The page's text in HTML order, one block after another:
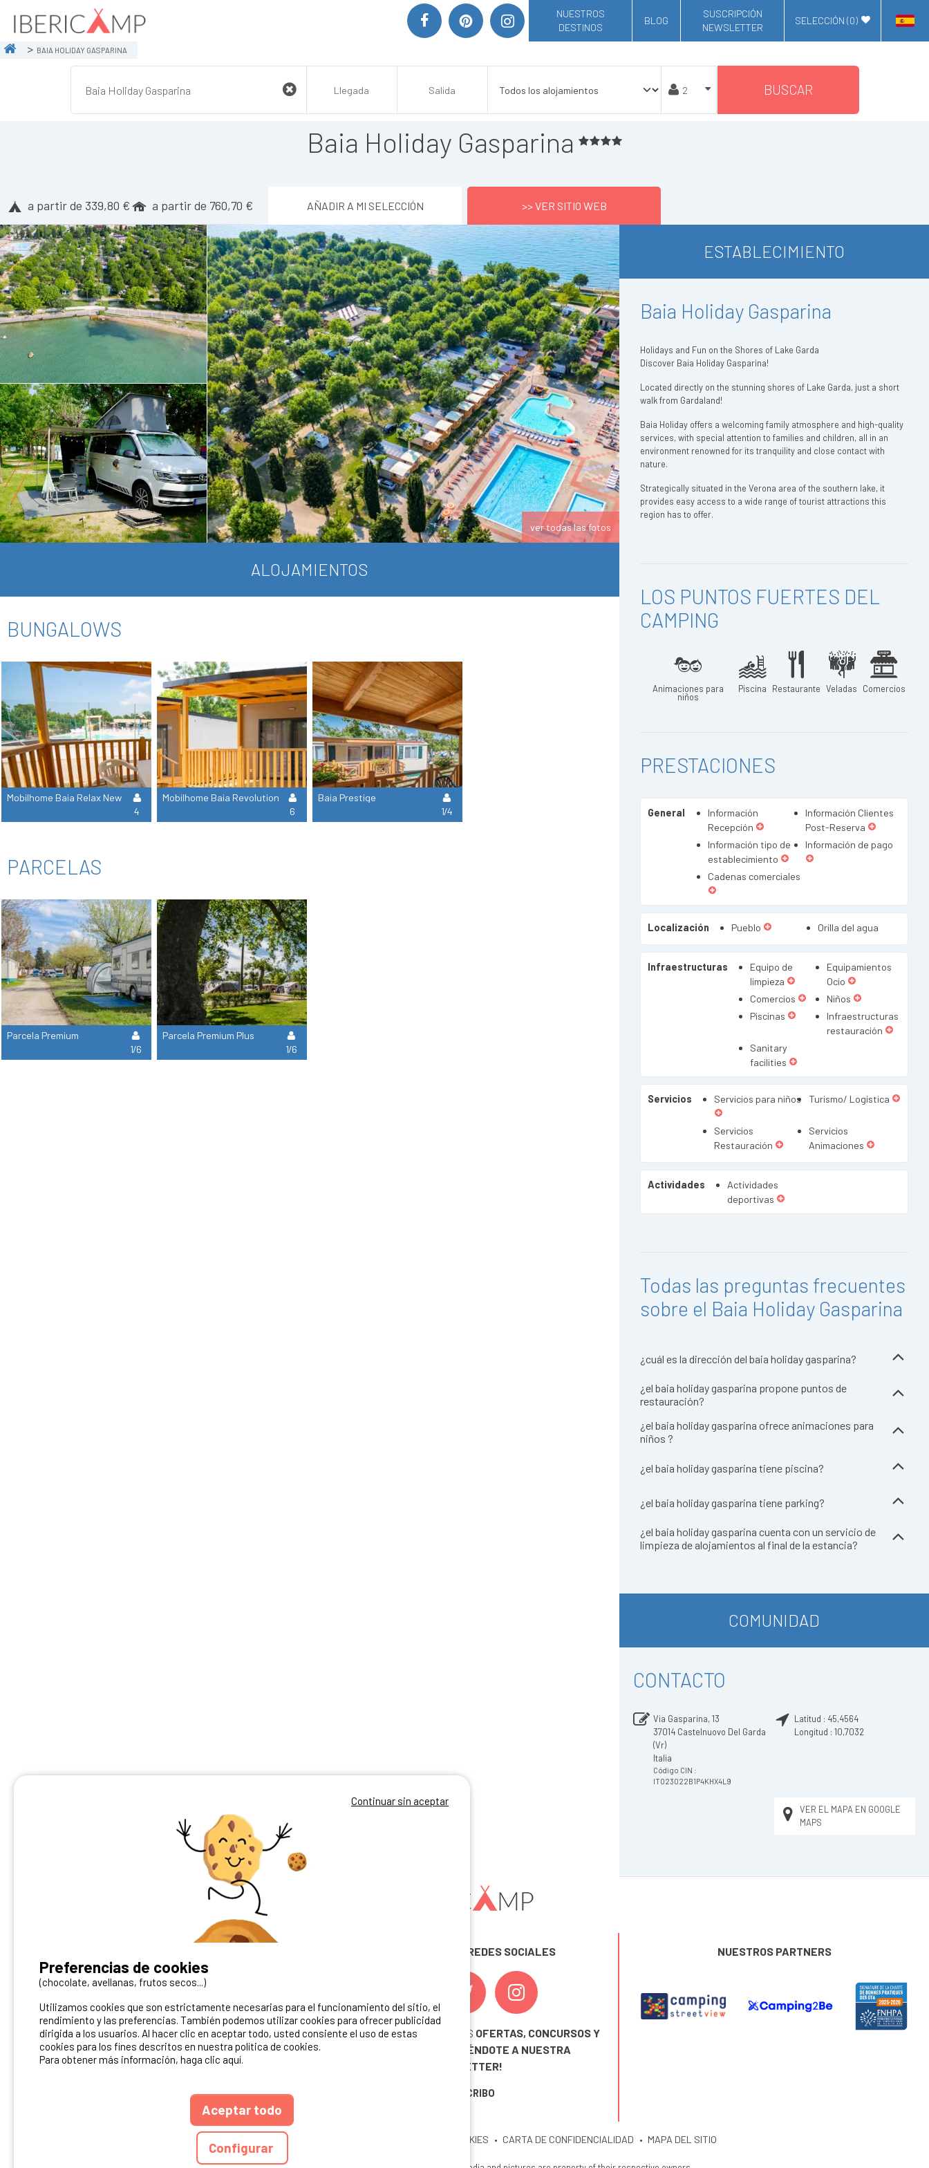
NUESTROS
DESTINOS
BLOG
SUSCRIPCIÓN
NEWSLETTER
SELECCIÓN (0)
BAIA HOLIDAY GASPARINA
BUSCAR
Baia Holiday Gasparina
a partir de 339,80 € a partir de 760,70 € AÑADIR A MI SELECCIÓN >> VER SITIO WEB
ver todas las fotos
ALOJAMIENTOS
BUNGALOWS
Mobilhome Baia Relax New
4
Mobilhome Baia Revolution
6
Baia Prestige
1/4
PARCELAS
Parcela Premium
1/6
Parcela Premium Plus
1/6
ESTABLECIMIENTO
Baia Holiday Gasparina
Holidays and Fun on the Shores of Lake Garda
Discover Baia Holiday Gasparina!
Located directly on the stunning shores of Lake Garda, just a short
walk from Gardaland!
Baia Holiday offers a welcoming family atmosphere and high-quality
services, with special attention to families and children, all in an
environment renowned for its tranquility and close contact with
nature.
Strategically situated in the Verona area of the southern lake, it
provides easy access to a wide range of tourist attractions this
region has to offer.
LOS PUNTOS FUERTES DEL
CAMPING
Animaciones para
niños
Piscina Restaurante Veladas Comercios
PRESTACIONES
General
Información
Recepción
Información Clientes
Post-Reserva
Información tipo de
establecimiento
Información de pago
Cadenas comerciales
Localización Pueblo Orilla del agua
Infraestructuras
Equipo de
limpieza
Equipamientos
Ocio
Comercios
Niños
Piscinas
Infraestructuras
restauración
Sanitary
facilities
Servicios Servicios para niños Turismo/ Logística
Servicios
Restauración
Servicios
Animaciones
Actividades
Actividades
deportivas
Todas las preguntas frecuentes
sobre el Baia Holiday Gasparina
¿cuál es la dirección del baia holiday gasparina?
¿el baia holiday gasparina propone puntos de
restauración?
¿el baia holiday gasparina ofrece animaciones para
niños ?
¿el baia holiday gasparina tiene piscina?
¿el baia holiday gasparina tiene parking?
¿el baia holiday gasparina cuenta con un servicio de
limpieza de alojamientos al final de la estancia?
COMUNIDAD
CONTACTO
Via Gasparina, 13
37014 Castelnuovo Del Garda
(Vr)
Italia
Código CIN :
IT023022B1P4KHX4L9
Latitud : 45,4564
Longitud : 10,7032
VER EL MAPA EN GOOGLE
MAPS
Puedes difundirlo en nuestro sitio
Contacto Ibericamp
SÍGUENOS EN LAS REDES SOCIALES
¡ Y NO TE PIERDAS NUESTRAS OFERTAS, CONCURSOS Y
INSCRIBIÉNDOTE A NUESTRA
NEWSLETTER!
ME INSCRIBO
NUESTROS PARTNERS
CGU DEL SITIO COOKIES CARTA DE CONFIDENCIALIDAD MAPA DEL SITIO
Continuar sin aceptar
Preferencias de cookies
(chocolate, avellanas, frutos secos...)
Utilizamos cookies que son estrictamente necesarias para el funcionamiento del sitio, el
rendimiento y las preferencias. También podemos utilizar cookies para ofrecer publicidad
dirigida a los usuarios. Al hacer clic en aceptar todo, usted consiente el uso de estas
cookies para los fines descritos en nuestra política de cookies.
Para obtener más información, haga clic aquí.
Aceptar todo
Configurar